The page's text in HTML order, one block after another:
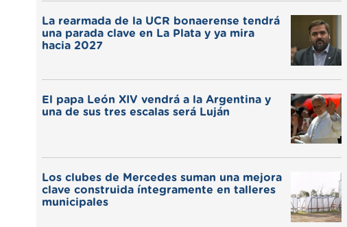
La rearmada de la UCR bonaerense tendrá
una parada clave en La Plata y ya mira
hacia 2027
El papa León XIV vendrá a la Argentina y
una de sus tres escalas será Luján
Los clubes de Mercedes suman una mejora
clave construida íntegramente en talleres
municipales